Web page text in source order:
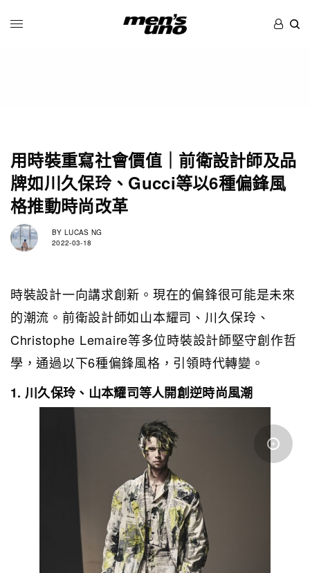
用時裝重寫社會價值｜前衛設計師及品
牌如川久保玲、Gucci等以6種偏鋒風
格推動時尚改革
BY LUCAS NG
2022-03-18
時裝設計一向講求創新。現在的偏鋒很可能是未來
的潮流。前衛設計師如山本耀司、川久保玲、
Christophe Lemaire等多位時裝設計師堅守創作哲
學，通過以下6種偏鋒風格，引領時代轉變。
1. 川久保玲、山本耀司等人開創逆時尚風潮